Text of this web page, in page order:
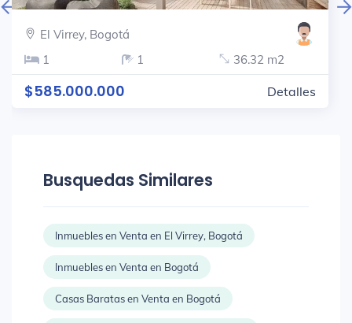
El Virrey, Bogotá
1
1 36.32 m2
$585.000.000 Detalles
Busquedas Similares
Inmuebles en Venta en El Virrey, Bogotá
Inmuebles en Venta en Bogotá
Casas Baratas en Venta en Bogotá